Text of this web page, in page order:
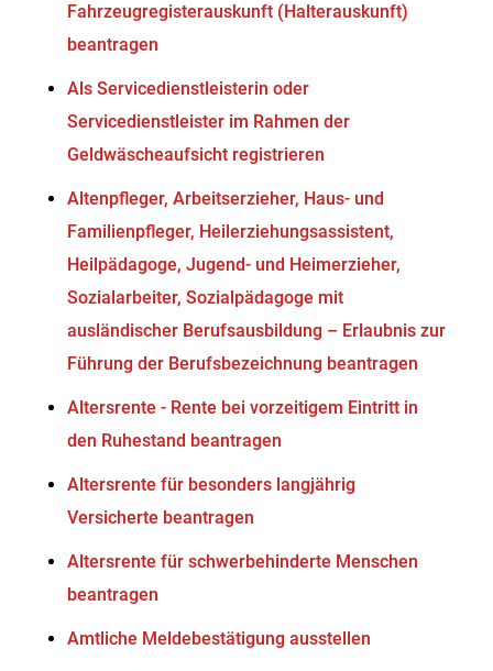
Fahrzeugregisterauskunft (Halterauskunft)
beantragen
Als Servicedienstleisterin oder
Servicedienstleister im Rahmen der
Geldwäscheaufsicht registrieren
Altenpfleger, Arbeitserzieher, Haus- und
Familienpfleger, Heilerziehungsassistent,
Heilpädagoge, Jugend- und Heimerzieher,
Sozialarbeiter, Sozialpädagoge mit
ausländischer Berufsausbildung – Erlaubnis zur
Führung der Berufsbezeichnung beantragen
Altersrente - Rente bei vorzeitigem Eintritt in
den Ruhestand beantragen
Altersrente für besonders langjährig
Versicherte beantragen
Altersrente für schwerbehinderte Menschen
beantragen
Amtliche Meldebestätigung ausstellen